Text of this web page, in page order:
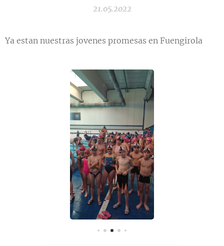
21.05.2022
Ya estan nuestras jovenes promesas en Fuengirola 🏊‍♂️